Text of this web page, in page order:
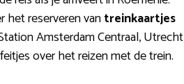
het reserveren vantreinkaartjes
Amsterdam Centraal, Utrecht
over het reizen met de trein.